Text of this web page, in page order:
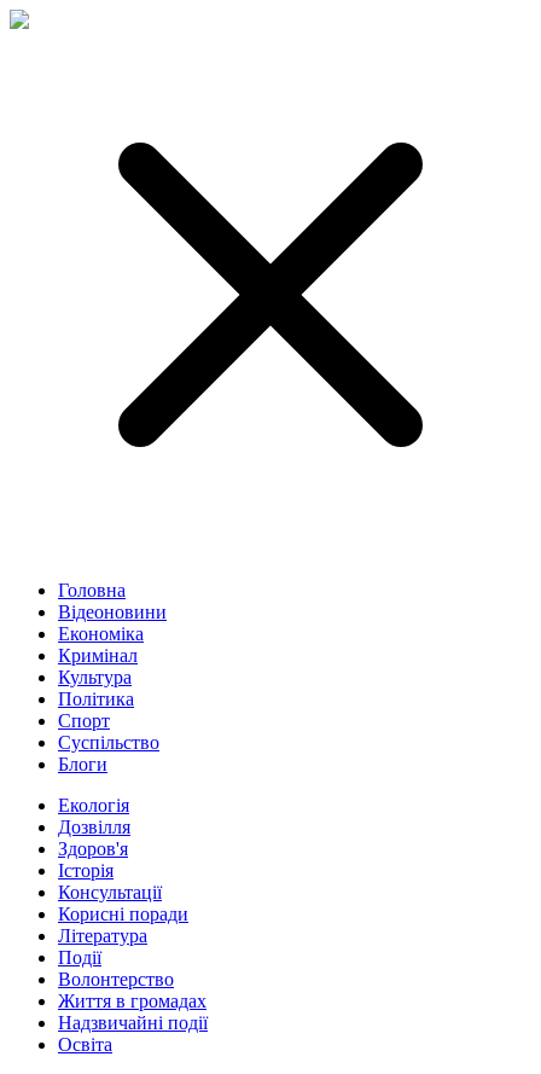
Головна
Відеоновини
Економіка
Кримінал
Культура
Політика
Спорт
Суспільство
Блоги
Екологія
Дозвілля
Здоров'я
Історія
Консультації
Корисні поради
Література
Події
Волонтерство
Життя в громадах
Надзвичайні події
Освіта